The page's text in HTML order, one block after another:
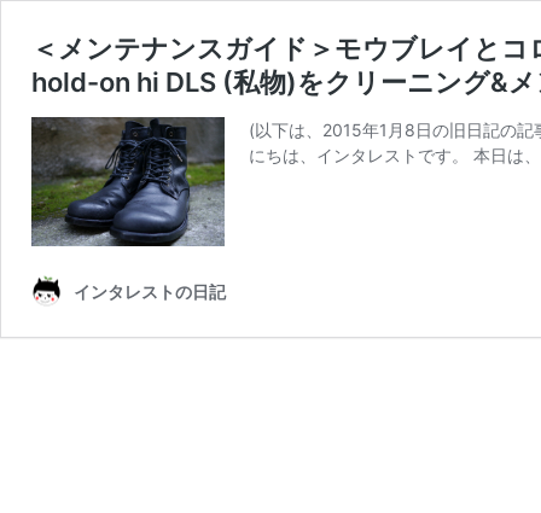
＜メンテナンスガイド＞モウブレイと
hold-on hi DLS (私物)をクリーニング&
(以下は、2015年1月8日の旧日記の
にちは、インタレストです。 本日は
インタレストの日記